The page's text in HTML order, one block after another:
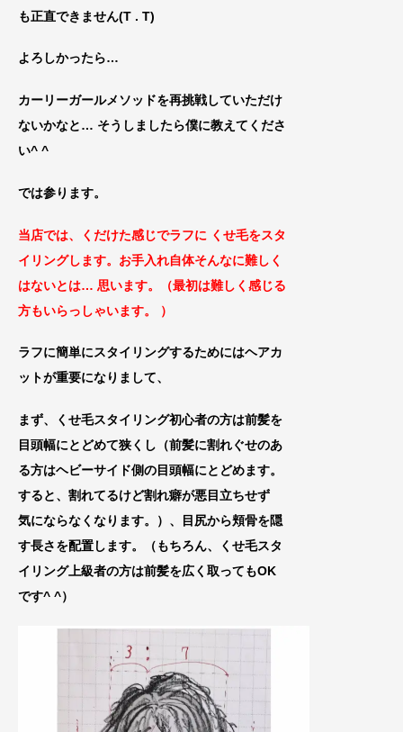
も正直できません(T . T)
よろしかったら…
カーリーガールメソッドを再挑戦していただけ
ないかなと… そうしましたら僕に教えて くださ
い^ ^
では参ります。
当店では、くだけた感じでラフに くせ毛をスタ
イリングします。 お手入れ自体そんなに難しく
はないとは… 思います。（最初は難しく感じる
方もいらっしゃいます。 ）
ラフに簡単にスタイリングするためにはヘアカ
ットが重要になりまして、
まず、くせ毛スタイリング初心者の方は前髪を
目頭幅にとどめて狭くし（前髪に割れぐせのあ
る方はヘビーサイド側の目頭幅にとどめます。
すると、割れてるけど割れ癖が悪目立ちせず
気にならなくなります。）、目尻から頬骨を隠
す長さを配置します。
（もちろん、くせ毛スタ
イリング上級者の方は前髪を広く取ってもOK
です^ ^）